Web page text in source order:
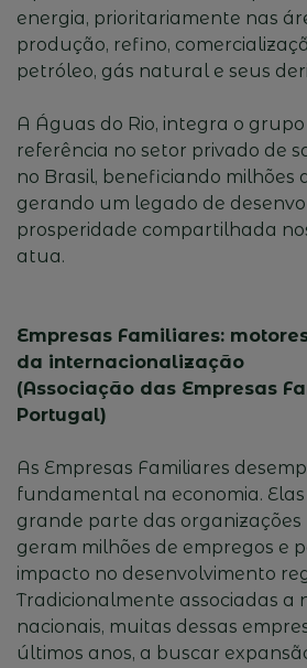
energia, prioritariamente nas
produção, refino,
petróleo, gás natural e seus
A Águas do Rio, integra o
referência no setor privado de
no Brasil, beneficiando milhões
gerando um legado de
prosperidade compartilhada
atua.
Empresas Familiares:
da internacionalização
(Associação das Empresas
Portugal)
As Empresas Familiares
fundamental na economia.
grande parte das organizações
geram milhões de empregos e
impacto no desenvolvimento
Tradicionalmente associadas a
nacionais, muitas dessas
últimos anos, a buscar